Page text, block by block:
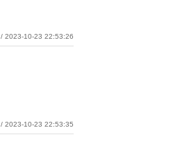
/ 2023-10-23 22:53:26
/ 2023-10-23 22:53:35